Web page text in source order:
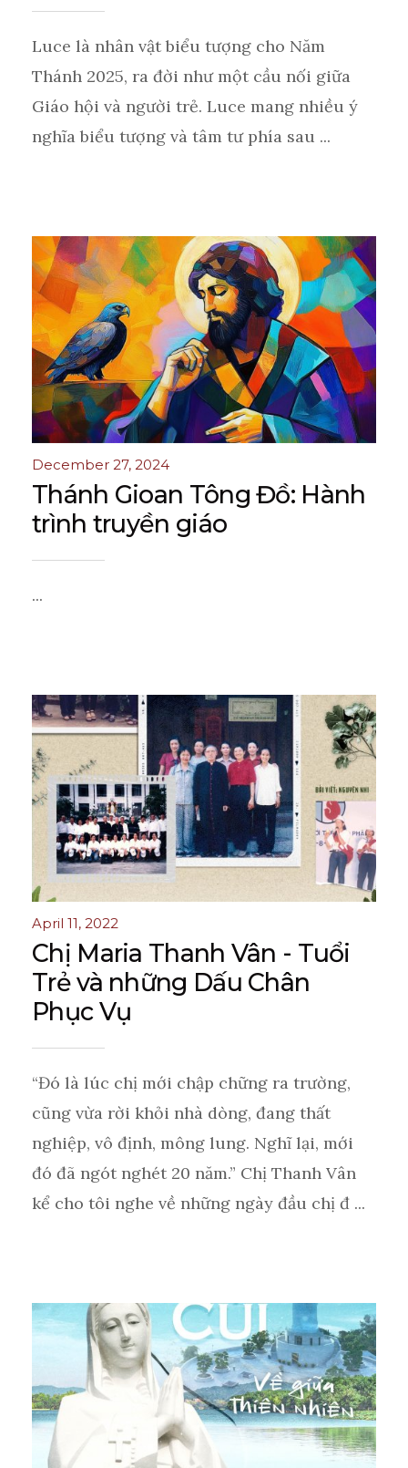
Luce là nhân vật biểu tượng cho Năm
Thánh 2025, ra đời như một cầu nối giữa
Giáo hội và người trẻ. Luce mang nhiều ý
nghĩa biểu tượng và tâm tư phía sau ...
December 27, 2024
Thánh Gioan Tông Đồ: Hành
trình truyền giáo
...
April 11, 2022
Chị Maria Thanh Vân - Tuổi
Trẻ và những Dấu Chân
Phục Vụ
“Đó là lúc chị mới chập chững ra trường,
cũng vừa rời khỏi nhà dòng, đang thất
nghiệp, vô định, mông lung. Nghĩ lại, mới
đó đã ngót nghét 20 năm.” Chị Thanh Vân
kể cho tôi nghe về những ngày đầu chị đ ...